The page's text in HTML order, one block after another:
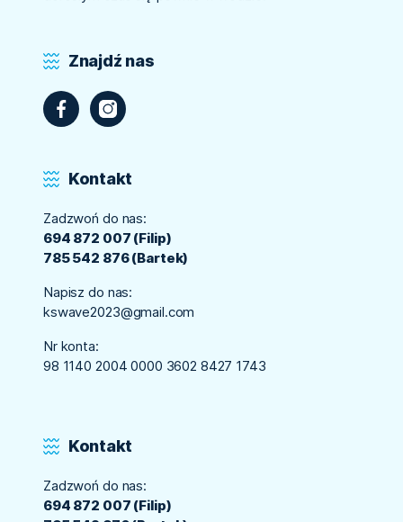
Znajdź nas
Kontakt
Zadzwoń do nas:
694 872 007 (Filip)
785 542 876 (Bartek)
Napisz do nas:
kswave2023@gmail.com
Nr konta:
98 1140 2004 0000 3602 8427 1743
Kontakt
Zadzwoń do nas:
694 872 007 (Filip)